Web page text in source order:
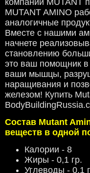
компании MUTANT
MUTANT AMINO
аналогичные
Вместе с нашими
начнете
становлению
это ваш помощник
ваши мышцы,
наращивания и
железом! Купить
Состав Mutant
веществ в одной
Калории - 8
Жиры - 0,1 гр.
Углеводы - 0,1